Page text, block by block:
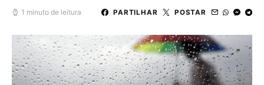
1 minuto de leitura PARTILHAR POSTAR